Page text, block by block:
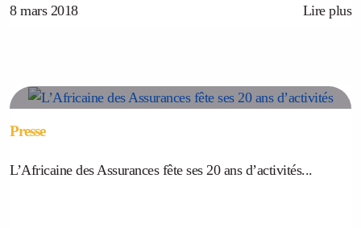
8 mars 2018 Lire plus
Presse
L’Africaine des Assurances fête ses 20 ans d’activités...